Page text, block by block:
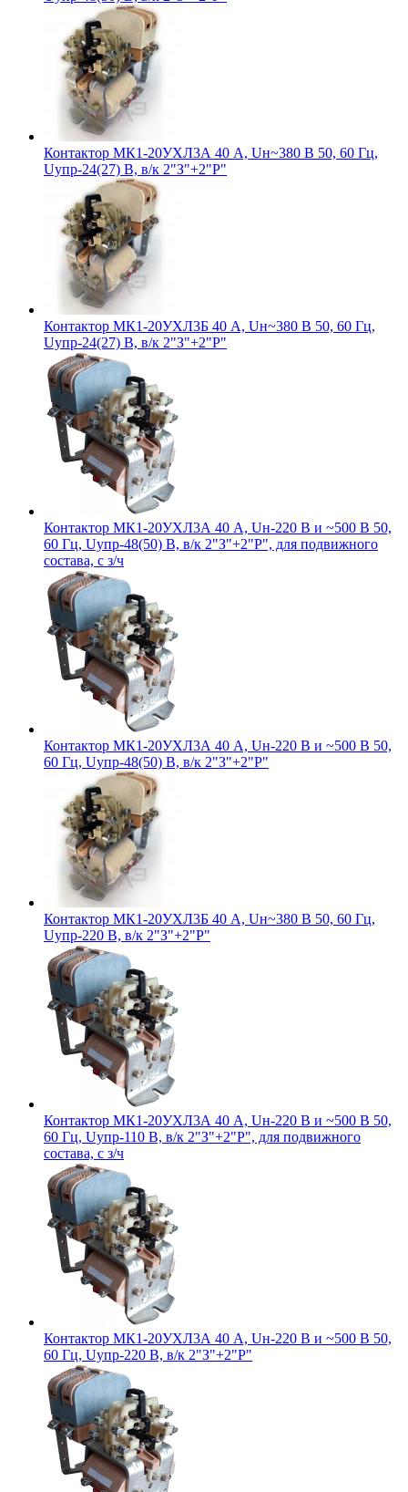
Контактор МК1-20УХЛ3А 40 А, Uн~380 В 50, 60 Гц,
Uупр-24(27) В, в/к 2"З"+2"Р"
Контактор МК1-20УХЛ3Б 40 А, Uн~380 В 50, 60 Гц,
Uупр-24(27) В, в/к 2"З"+2"Р"
Контактор МК1-20УХЛ3А 40 А, Uн-220 В и ~500 В 50,
60 Гц, Uупр-48(50) В, в/к 2"З"+2"Р", для подвижного
состава, с з/ч
Контактор МК1-20УХЛ3А 40 А, Uн-220 В и ~500 В 50,
60 Гц, Uупр-48(50) В, в/к 2"З"+2"Р"
Контактор МК1-20УХЛ3Б 40 А, Uн~380 В 50, 60 Гц,
Uупр-220 В, в/к 2"З"+2"Р"
Контактор МК1-20УХЛ3А 40 А, Uн-220 В и ~500 В 50,
60 Гц, Uупр-110 В, в/к 2"З"+2"Р", для подвижного
состава, с з/ч
Контактор МК1-20УХЛ3А 40 А, Uн-220 В и ~500 В 50,
60 Гц, Uупр-220 В, в/к 2"З"+2"Р"